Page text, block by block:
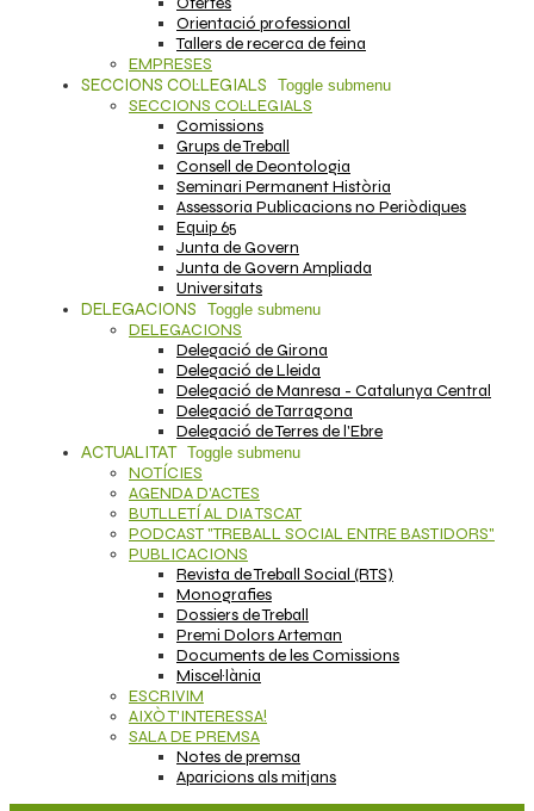
Orientació professional
Tallers de recerca de feina
EMPRESES
SECCIONS COL·LEGIALS Toggle submenu
SECCIONS COL·LEGIALS
Comissions
Grups de Treball
Consell de Deontologia
Seminari Permanent Història
Assessoria Publicacions no Periòdiques
Equip 65
Junta de Govern
Junta de Govern Ampliada
Universitats
DELEGACIONS Toggle submenu
DELEGACIONS
Delegació de Girona
Delegació de Lleida
Delegació de Manresa - Catalunya Central
Delegació de Tarragona
Delegació de Terres de l'Ebre
ACTUALITAT Toggle submenu
NOTÍCIES
AGENDA D'ACTES
BUTLLETÍ AL DIA TSCAT
PODCAST "TREBALL SOCIAL ENTRE BASTIDORS"
PUBLICACIONS
Revista de Treball Social (RTS)
Monografies
Dossiers de Treball
Premi Dolors Arteman
Documents de les Comissions
Miscel·lània
ESCRIVIM
AIXÒ T'INTERESSA!
SALA DE PREMSA
Notes de premsa
Aparicions als mitjans